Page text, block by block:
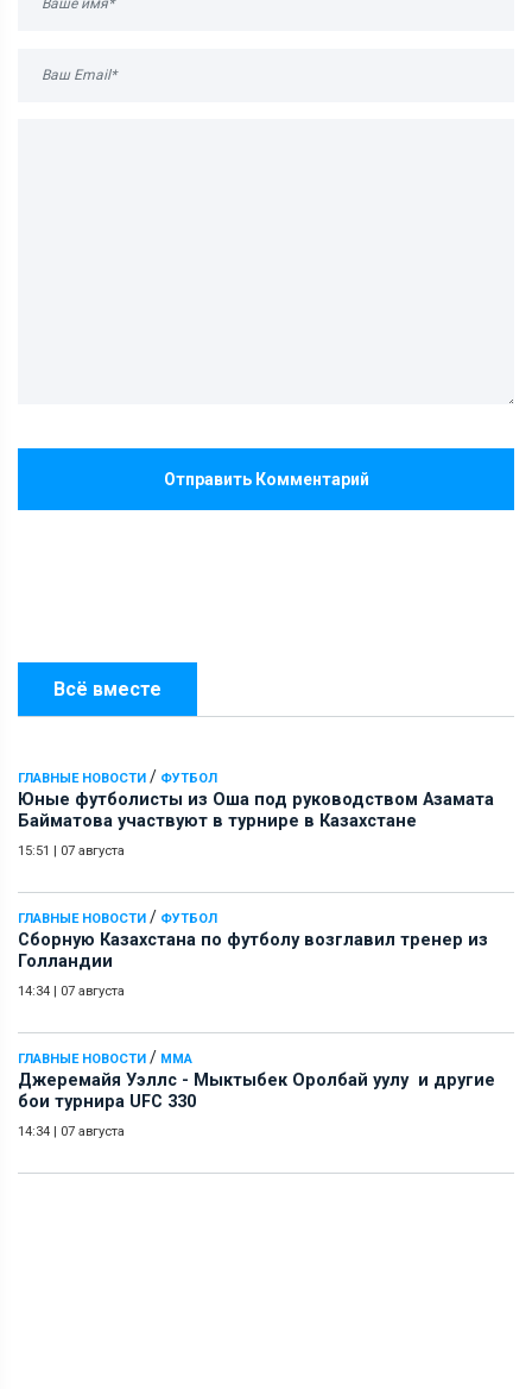
Всё вместе
ГЛАВНЫЕ НОВОСТИ / ФУТБОЛ
Юные футболисты из Оша под руководством Азамата
Байматова участвуют в турнире в Казахстане
15:51 | 07 августа
ГЛАВНЫЕ НОВОСТИ / ФУТБОЛ
Сборную Казахстана по футболу возглавил тренер из
Голландии
14:34 | 07 августа
ГЛАВНЫЕ НОВОСТИ / ММА
Джеремайя Уэллс - Мыктыбек Оролбай уулу и другие
бои турнира UFC 330
14:34 | 07 августа
Отправить Комментарий